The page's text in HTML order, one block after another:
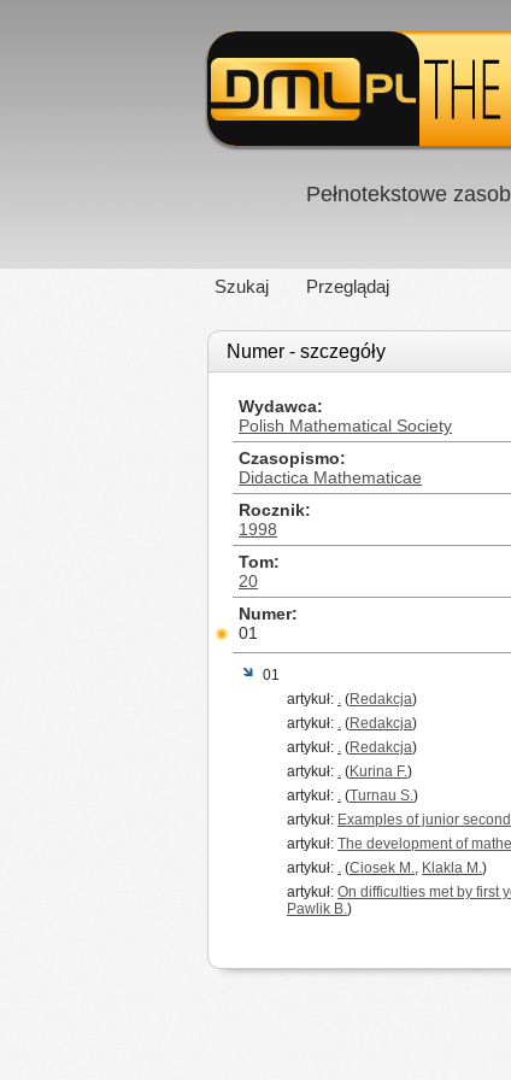
Pełnotekstowe
Szukaj Przeglądaj
Numer - szczegóły
Wydawca
Polish Mathematical Society
Czasopismo
Didactica Mathematicae
Rocznik
1998
Tom
20
Numer
01
01
artykuł: . (Redakcja)
artykuł: . (Redakcja)
artykuł: . (Redakcja)
artykuł: . (Kurina F.)
artykuł: . (Turnau S.)
artykuł: Examples of junior
artykuł: The development of
artykuł: . (Ciosek M., Klakla M.)
artykuł: On difficulties met by first
Pawlik B.)